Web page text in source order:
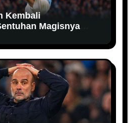
Kembali
Magisnya